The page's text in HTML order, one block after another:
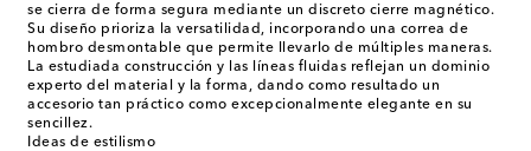
se cierra de forma segura mediante un discreto cierre magnético.
Su diseño prioriza la versatilidad, incorporando una correa de
hombro desmontable que permite llevarlo de múltiples maneras.
La estudiada construcción y las líneas fluidas reflejan un dominio
experto del material y la forma, dando como resultado un
accesorio tan práctico como excepcionalmente elegante en su
sencillez.
Ideas de estilismo